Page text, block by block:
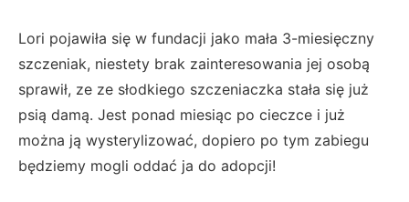
Lori pojawiła się w fundacji jako mała 3-miesięczny
szczeniak, niestety brak zainteresowania jej osobą
sprawił, ze ze słodkiego szczeniaczka stała się już
psią damą. Jest ponad miesiąc po cieczce i już
można ją wysterylizować, dopiero po tym zabiegu
będziemy mogli oddać ja do adopcji!